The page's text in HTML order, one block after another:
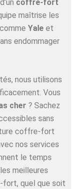
coffre-fort
maîtrise les
Yale et
endommager
nous utilisons
Vous
cher ? Sachez
sans
coffre-fort
nos services
le temps
meilleures
quel que soit